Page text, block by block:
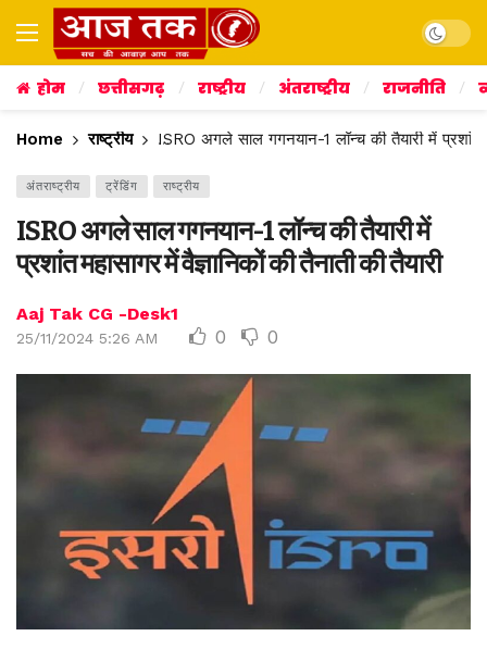
Dark
होम छत्तीसगढ़ राष्ट्रीय अंतराष्ट्रीय राजनीति
Home राष्ट्रीय ISRO अगले साल गगनयान-1 लॉन्च की तैयारी में प्रशांत
अंतराष्ट्रीय ट्रेंडिंग राष्ट्रीय
ISRO अगले साल गगनयान-1 लॉन्च की तैयारी में
प्रशांत महासागर में वैज्ञानिकों की तैनाती की तैयारी
Aaj Tak CG -Desk1
25/11/2024 5:26 AM 0 0